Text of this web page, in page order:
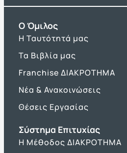
O Όμιλος
Η Ταυτότητά μας
Τα Βιβλία μας
Franchise ΔΙΑΚΡΟΤΗΜΑ
Νέα & Ανακοινώσεις
Θέσεις Εργασίας
Σύστημα Επιτυχίας
Η Μέθοδος ΔΙΑΚΡΟΤΗΜΑ